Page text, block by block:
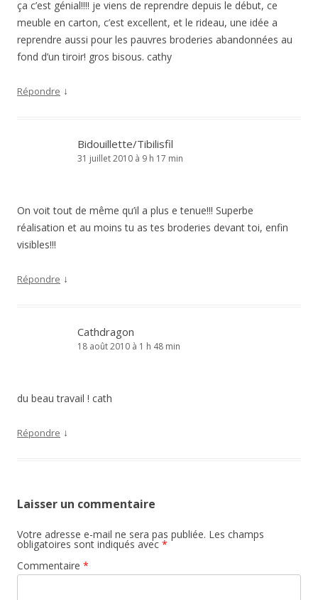
ça c’est génial!!!! je viens de reprendre depuis le début, ce
meuble en carton, c’est excellent, et le rideau, une idée a
reprendre aussi pour les pauvres broderies abandonnées au
fond d’un tiroir! gros bisous. cathy
Répondre ↓
Bidouillette/Tibilisfil
31 juillet 2010 à 9 h 17 min
On voit tout de même qu’il a plus e tenue!!! Superbe
réalisation et au moins tu as tes broderies devant toi, enfin
visibles!!!
Répondre ↓
Cathdragon
18 août 2010 à 1 h 48 min
du beau travail ! cath
Répondre ↓
Laisser un commentaire
Votre adresse e-mail ne sera pas publiée. Les champs
obligatoires sont indiqués avec *
Commentaire *